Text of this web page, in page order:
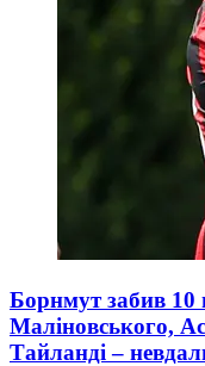
Борнмут забив 10
Маліновського,
Тайланді –